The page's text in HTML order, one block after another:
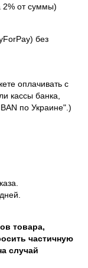
2% от суммы)
без
оплачивать с
кассы банка,
по Украине".)
товара,
частичную
случай